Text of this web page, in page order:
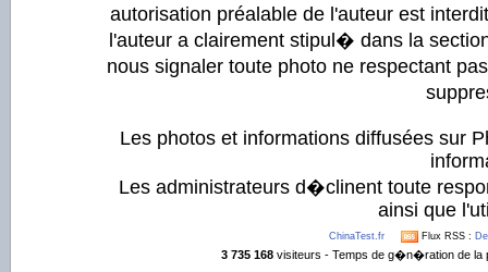
autorisation préalable de l'auteur est
l'auteur a clairement stipul� dans la
nous signaler toute photo ne respectant
Les photos et informations diffusées sur
Les administrateurs d�clinent toute
ainsi que
ChinaTest.fr Flux RSS :
3 735 168visiteurs - Temps de g�n�ration de la